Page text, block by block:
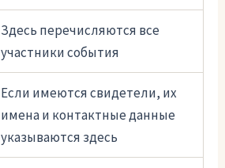
Здесь перечисляются все
участники события
Если имеются свидетели, их
имена и контактные данные
указываются здесь